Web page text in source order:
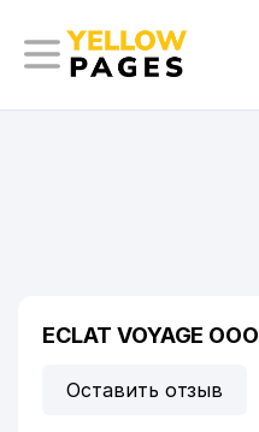
ECLAT VOYAGE ООО
Оставить отзыв